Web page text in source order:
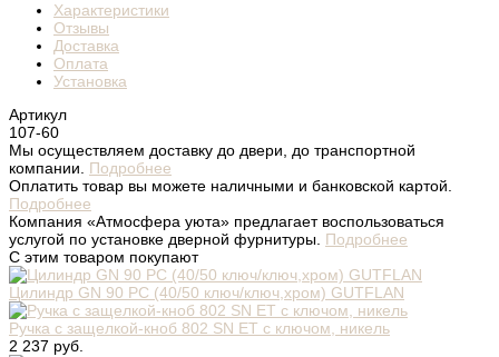
Характеристики
Отзывы
Доставка
Оплата
Установка
Артикул
107-60
Мы осуществляем доставку до двери, до транспортной
компании. Подробнее
Оплатить товар вы можете наличными и банковской картой.
Подробнее
Компания «Атмосфера уюта» предлагает воспользоваться
услугой по установке дверной фурнитуры. Подробнее
С этим товаром покупают
Цилиндр GN 90 PC (40/50 ключ/ключ,хром) GUTFLAN
Ручка с защелкой-кноб 802 SN ET с ключом, никель
2 237 руб.